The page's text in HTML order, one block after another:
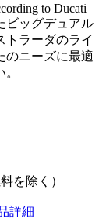
to Ducati
ビッグデュアル
トラーダのライ
のニーズに最適
を除く）
詳細